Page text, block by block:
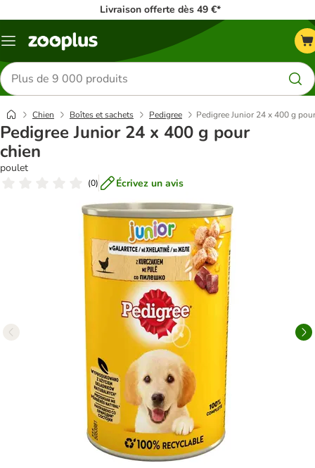
Livraison offerte dès 49 €*
Menu
Rechercher
des
produits
Chien Boîtes et sachets Pedigree Pedigree Junior 24 x 400 g
Pedigree Junior 24 x 400 g pour
chien
poulet
(0) Écrivez un avis